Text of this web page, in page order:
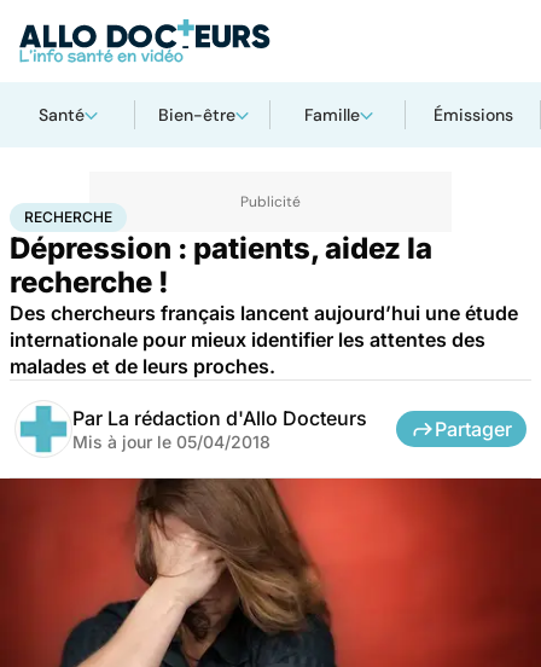
Santé Bien-être Famille Émissions
AccueilSantéMaladies Recherche
RECHERCHE
Dépression : patients, aidez la
recherche !
Des chercheurs français lancent aujourd’hui une étude
internationale pour mieux identifier les attentes des
malades et de leurs proches.
Par La rédaction d'Allo Docteurs
Mis à jour le 05/04/2018
Partager